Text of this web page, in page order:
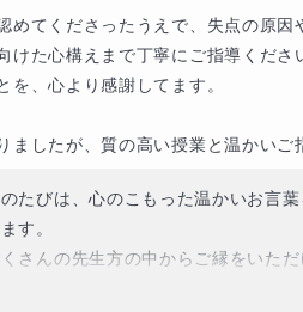
突破の武器に変えます。
プロが「中学受験」を教えるの
ように思えるかもしれませんが
背景と構造を読み取る力」が、
名
21名
名
名
名
1名
めてくださったうえで、失点の原
けた心構えまで丁寧にご指導くだ
を、心より感謝してます。
ましたが、質の高い授業と温かいご
たびは、心のこもった温かいお言
す。
さんの先生方の中からご縁をいた
をともに過ごさせていただけたこと